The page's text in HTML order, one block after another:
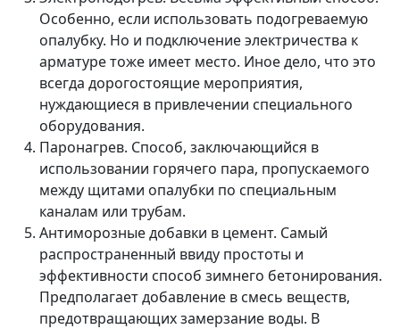
Особенно, если использовать подогреваемую
опалубку. Но и подключение электричества к
арматуре тоже имеет место. Иное дело, что это
всегда дорогостоящие мероприятия,
нуждающиеся в привлечении специального
оборудования.
Паронагрев. Способ, заключающийся в
использовании горячего пара, пропускаемого
между щитами опалубки по специальным
каналам или трубам.
Антиморозные добавки в цемент. Самый
распространенный ввиду простоты и
эффективности способ зимнего бетонирования.
Предполагает добавление в смесь веществ,
предотвращающих замерзание воды. В